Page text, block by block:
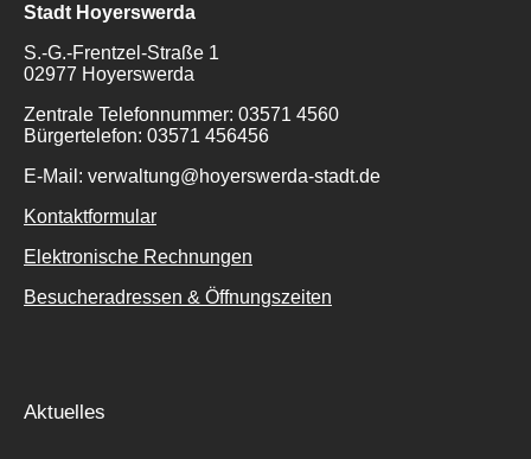
Stadt Hoyerswerda
S.-G.-Frentzel-Straße 1
02977 Hoyerswerda
Zentrale Telefonnummer: 03571 4560
Bürgertelefon: 03571 456456
E-Mail: verwaltung@hoyerswerda-stadt.de
Kontaktformular
Elektronische Rechnungen
Besucheradressen & Öffnungszeiten
Aktuelles